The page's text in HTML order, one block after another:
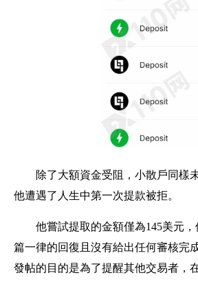
除了大額資金受阻，小散戶同樣
他遭遇了人生中第一次提款被拒。
他嘗試提取的金額僅為145美元
篇一律的回復且沒有給出任何審核完
發帖的目的是為了提醒其他交易者，